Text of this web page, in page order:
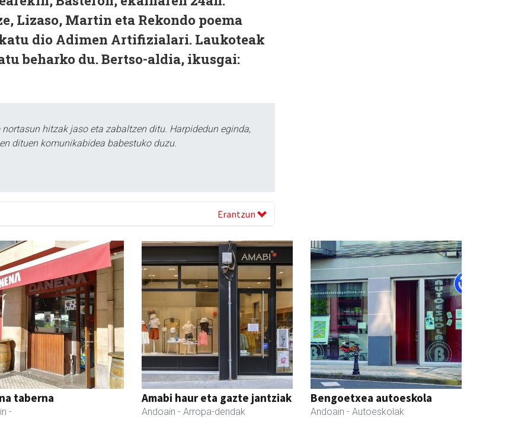
Lizaso, Martin eta Rekondo poema
dio Adimen Artifizialari. Laukoteak
beharko du. Bertso-aldia, ikusgai:
nortasun hitzak jaso eta zabaltzen ditu. Harpidedun eginda,
dituen komunikabidea babestuko duzu.
Erantzun
taberna
-
Amabi haur eta gazte jantziak
Andoain - Arropa-dendak
Bengoetxea autoeskola
Andoain - Autoeskolak